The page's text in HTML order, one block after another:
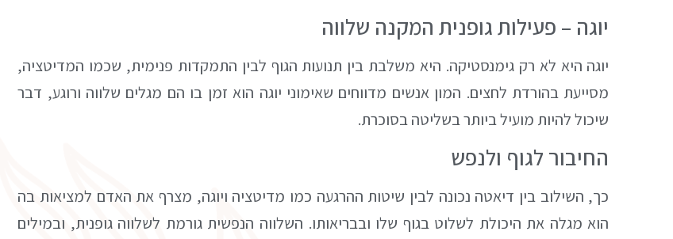
יוגה – פעילות גופנית המקנה שלווה
יוגה היא לא רק גימנסטיקה. היא משלבת בין תנועות הגוף לבין התמקדות פנימית, שכמו המדיטציה,
מסייעת בהורדת לחצים. המון אנשים מדווחים שאימוני יוגה הוא זמן בו הם מגלים שלווה ורוגע, דבר
שיכול להיות מועיל ביותר בשליטה בסוכרת.
החיבור לגוף ולנפש
כך, השילוב בין דיאטה נכונה לבין שיטות ההרגעה כמו מדיטציה ויוגה, מצרף את האדם למציאות בה
הוא מגלה את היכולת לשלוט בגוף שלו ובבריאותו. השלווה הנפשית גורמת לשלווה גופנית, ובמילים